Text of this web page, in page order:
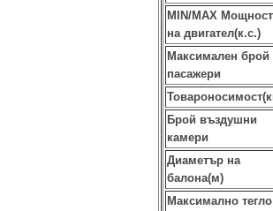
MIN/MAX Мощност
на двигател(к.с.)
Максимален брой
пасажери
Брой въздушни
камери
Диаметър на
балона(м)
Максимално тегло